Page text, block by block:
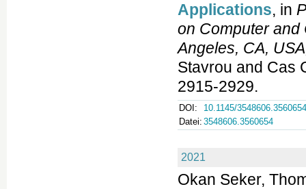
Applications, in
on Computer and
Angeles, CA,
Stavrou and Cas
2915-2929.
DOI:
10.1145/3548606.3560654
Datei: 3548606.3560654
2021
Okan Seker,